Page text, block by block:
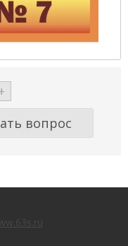
вопрос